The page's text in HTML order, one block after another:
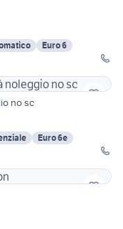
Euro 6
no sc
Euro 6e